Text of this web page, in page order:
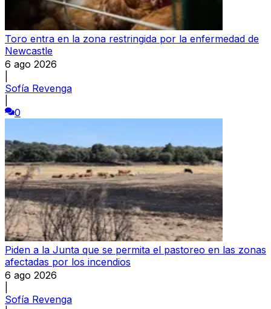
Toro entra en la zona restringida por la enfermedad de
Newcastle
6 ago 2026
Sofía Revenga
0
Piden a la Junta que se permita el pastoreo en las zonas
afectadas por los incendios
6 ago 2026
Sofía Revenga